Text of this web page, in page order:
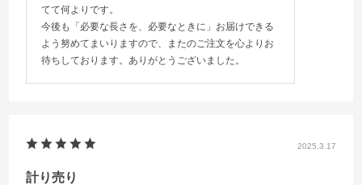
てて何よりです。
今後も「必要な長さを、必要なときに」お届けできる
よう努めてまいりますので、またのご注文を心よりお
待ちしております。ありがとうございました。
2025.3.17
計り売り